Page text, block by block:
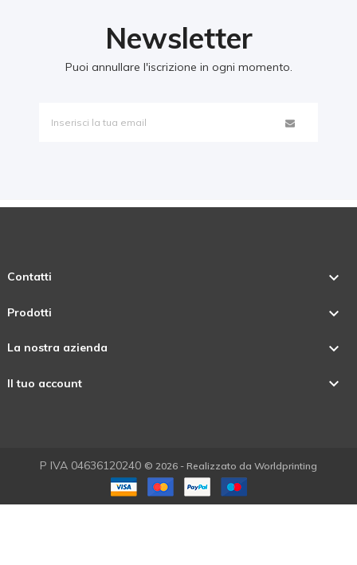
Newsletter
Puoi annullare l'iscrizione in ogni momento.
Contatti 
Prodotti 
La nostra azienda 
Il tuo account 
P IVA 04636120240 © 2026 - Realizzato da Worldprinting